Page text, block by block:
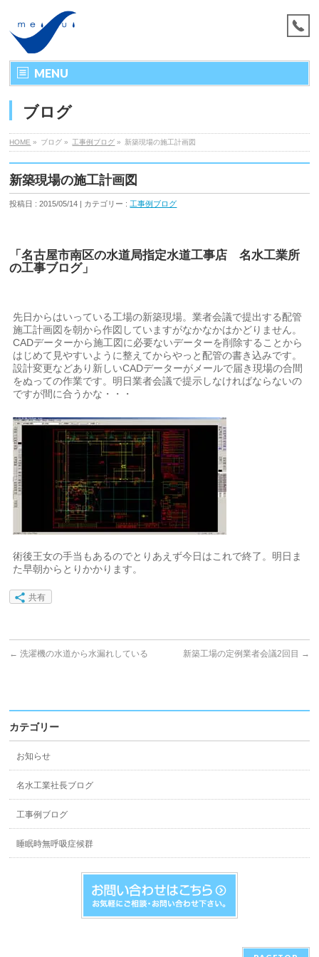
MENU
ブログ
HOME » ブログ » 工事例ブログ » 新築現場の施工計画図
新築現場の施工計画図
投稿日 : 2015/05/14 | カテゴリー : 工事例ブログ
「名古屋市南区の水道局指定水道工事店 名水工業所
の工事ブログ」
先日からはいっている工場の新築現場。業者会議で提出する配管
施工計画図を朝から作図していますがなかなかはかどりません。
CADデーターから施工図に必要ないデーターを削除することから
はじめて見やすいように整えてからやっと配管の書き込みです。
設計変更などあり新しいCADデーターがメールで届き現場の合間
をぬっての作業です。明日業者会議で提示しなければならないの
ですが間に合うかな・・・
術後王女の手当もあるのでとりあえず今日はこれで終了。明日ま
た早朝からとりかかります。
共有
← 洗濯機の水道から水漏れしている 新築工場の定例業者会議2回目 →
カテゴリー
お知らせ
名水工業社長ブログ
工事例ブログ
睡眠時無呼吸症候群